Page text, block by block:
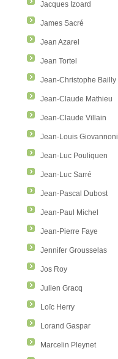
Jacques Izoard
James Sacré
Jean Azarel
Jean Tortel
Jean-Christophe Bailly
Jean-Claude Mathieu
Jean-Claude Villain
Jean-Louis Giovannoni
Jean-Luc Pouliquen
Jean-Luc Sarré
Jean-Pascal Dubost
Jean-Paul Michel
Jean-Pierre Faye
Jennifer Grousselas
Jos Roy
Julien Gracq
Loïc Herry
Lorand Gaspar
Marcelin Pleynet